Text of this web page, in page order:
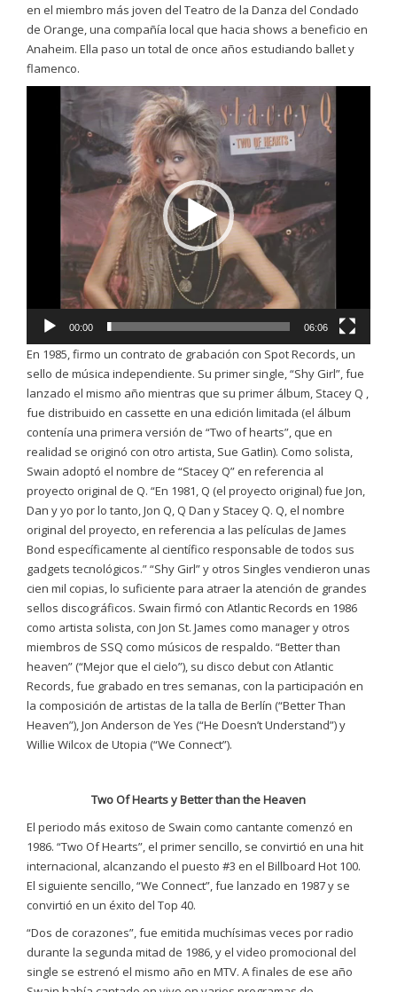
en el miembro más joven del Teatro de la Danza del Condado
de Orange, una compañía local que hacia shows a beneficio en
Anaheim. Ella paso un total de once años estudiando ballet y
flamenco.
Reproductor
00:00 06:06
En 1985, firmo un contrato de grabación con Spot Records, un
sello de música independiente. Su primer single, “Shy Girl”, fue
lanzado el mismo año mientras que su primer álbum, Stacey Q ,
fue distribuido en cassette en una edición limitada (el álbum
contenía una primera versión de “Two of hearts”, que en
realidad se originó con otro artista, Sue Gatlin). Como solista,
Swain adoptó el nombre de “Stacey Q” en referencia al
proyecto original de Q.​ “En 1981, Q (el proyecto original) fue Jon,
Dan y yo por lo tanto, Jon Q, Q Dan y Stacey Q. Q, el nombre
original del proyecto, en referencia a las películas de James
Bond específicamente al científico responsable de todos sus
gadgets tecnológicos.” “Shy Girl” y otros Singles vendieron unas
cien mil copias, lo suficiente para atraer la atención de grandes
sellos discográficos. Swain firmó con Atlantic Records en 1986
como artista solista, con Jon St. James como manager y otros
miembros de SSQ como músicos de respaldo. “Better than
heaven” (“Mejor que el cielo”), su disco debut con Atlantic
Records, fue grabado en tres semanas, con la participación en
la composición de artistas de la talla de Berlín (“Better Than
Heaven”), Jon Anderson de Yes (“He Doesn’t Understand”) y
Willie Wilcox de Utopia (“We Connect”).
Two Of Hearts y Better than the Heaven
El periodo más exitoso de Swain como cantante comenzó en
1986. “Two Of Hearts”, el primer sencillo, se convirtió en una hit
internacional, alcanzando el puesto #3 en el Billboard Hot 100.
El siguiente sencillo, “We Connect”, fue lanzado en 1987 y se
convirtió en un éxito del Top 40.
“Dos de corazones”, fue emitida muchísimas veces por radio
durante la segunda mitad de 1986, y el video promocional del
single se estrenó el mismo año en MTV. A finales de ese año